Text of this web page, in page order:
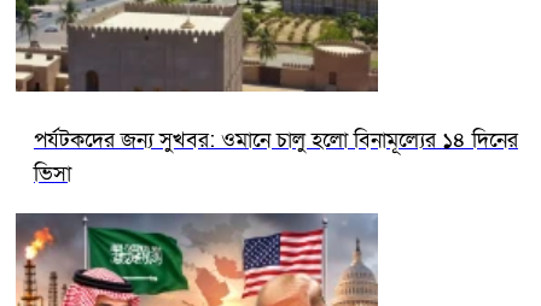
পর্যটকদের জন্য সুখবর: ওমানে চালু হলো বিনামূল্যের ১৪ দিনের
ভিসা